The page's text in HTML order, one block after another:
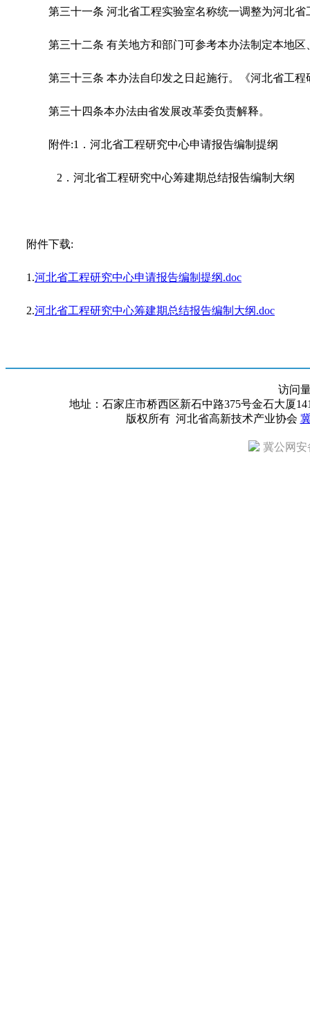
第三十一条 河北省工程实验室名称统一调整为河北
第三十二条 有关地方和部门可参考本办法制定本地
第三十三条 本办法自印发之日起施行。《河北省工
第三十四条本办法由省发展改革委负责解释。
附件:1 ． 河北省工程研究中心申请报告编制提纲
2 ． 河北省工程研究中心筹建期总结报告编制大纲
附件下载:
1.河北省工程研究中心申请报告编制提纲.doc
2.河北省工程研究中心筹建期总结报告编制大纲.doc
访问
地址：石家庄市桥西区新石中路375号金石大厦
版权所有 河北省高新技术产业协会
冀公网安